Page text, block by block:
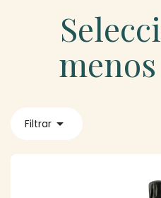
menos
Filtrar 